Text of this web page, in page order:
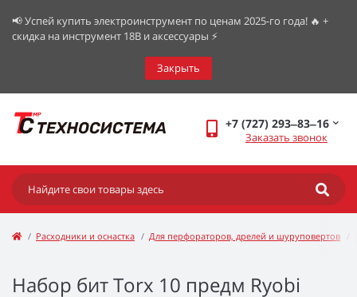
📢 Успей купить электроинструмент по ценам 2025-го года! 🔥 +
скидка на инструмент 18В и аксессуары ⚡️
Закрыть
+7 (727) 293‒83‒16
Заказать звонок
Расходники и оснастка Для перфораторов, дрелей и шуруповертов
Набор бит Torx 10 предм Ryobi